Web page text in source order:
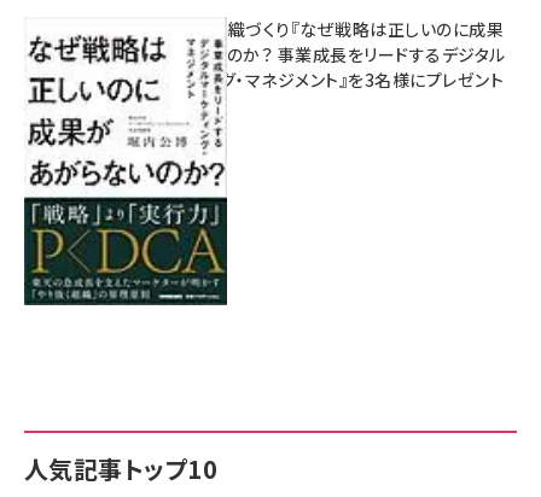
人気記事トップ10
成果を生む組織づくり『なぜ戦略は正しいのに成果
があがらないのか？ 事業成長をリードするデジタル
マーケティング・マネジメント』を3名様にプレゼント
8月7日 10:00